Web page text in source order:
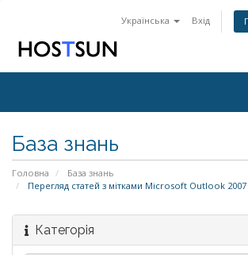
Українська Вхід
База знань
Головна
База знань
Перегляд статей з мітками Microsoft Outlook 2007
Категорія